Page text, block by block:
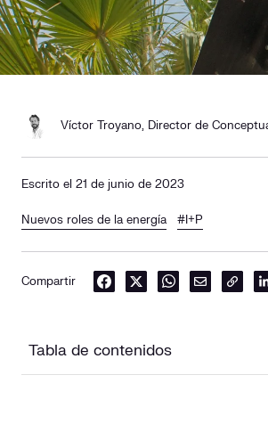
Víctor Troyano, Director de
Escrito el 21 de junio de 2023
Nuevos roles de la energía #I+P
Compartir
Tabla de contenidos